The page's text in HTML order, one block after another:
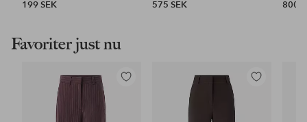
199 SEK 575 SEK 800
Favoriter just nu
Lägg
Lägg